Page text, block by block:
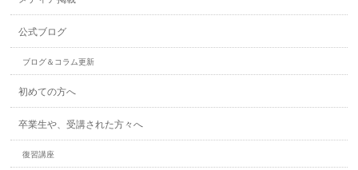
公式ブログ
ブログ＆コラム更新
初めての方へ
卒業生や、受講された方々へ
復習講座